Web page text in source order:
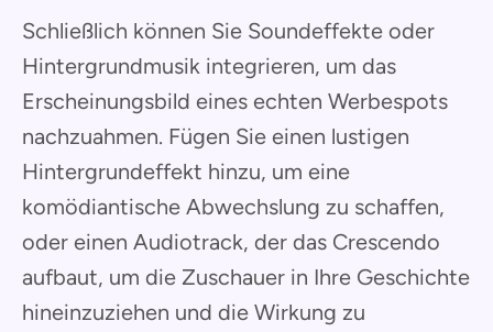
Schließlich können Sie Soundeffekte oder
Hintergrundmusik integrieren, um das
Erscheinungsbild eines echten Werbespots
nachzuahmen. Fügen Sie einen lustigen
Hintergrundeffekt hinzu, um eine
komödiantische Abwechslung zu schaffen,
oder einen Audiotrack, der das Crescendo
aufbaut, um die Zuschauer in Ihre Geschichte
hineinzuziehen und die Wirkung zu